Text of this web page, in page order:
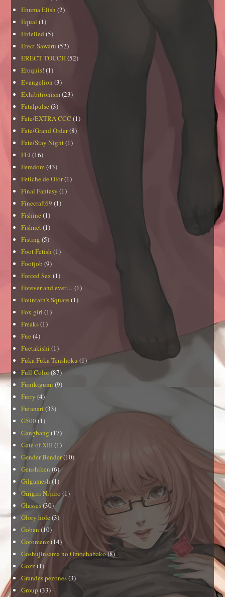
Enuma Elish (2)
Equal (1)
Erdelied (5)
Erect Sawaru (52)
ERECT TOUCH(52)
Eroquis! (1)
Evangelion (3)
Exhibitionism(23)
Fatalpulse (3)
Fate/EXTRA CCC (1)
Fate/Grand Order(8)
Fate/Stay Night(1)
FEI(16)
Femdom(43)
Fetiche de Olor(1)
Final Fantasy (1)
Finecraft69 (1)
Fishine (1)
Fishnet(1)
Fisting (5)
Foot Fetish (1)
Footjob (9)
Forced Sex (1)
Forever and ever… (1)
Fountain's Square (1)
Fox girl (1)
Freaks(1)
Fue (4)
Fuetakishi (1)
Fuka Fuka Tenshoku (1)
Full Color(87)
Funikigumi (9)
Furry (4)
Futanari (33)
G500 (1)
Gangbang (17)
Gate of XIII(1)
Gender Bender(10)
Genshiken (6)
Gilgamesh(1)
Girigiri Nijiiro (1)
Glasses(30)
Glory hole(3)
Goban (10)
Goromenz(14)
Goshujinsama no Omochabako(8)
Gozz(1)
Grandes pezones(3)
Group (33)